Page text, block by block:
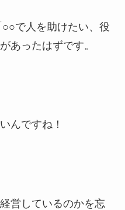
で人を助けたい、役
あったはずです。
んですね！
営しているのかを忘